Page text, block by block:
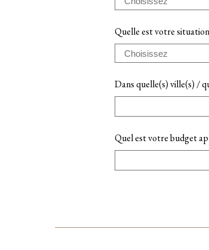
Quelle est votre
Dans quelle(s) ville(s) /
Quel est votre budget